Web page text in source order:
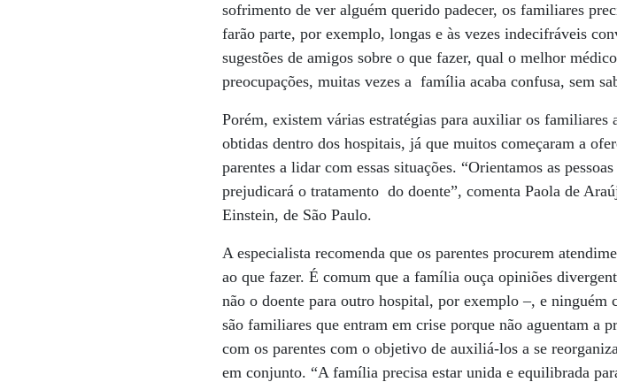
sofrimento de ver alguém querido padecer, os familiares
farão parte, por exemplo, longas e às vezes indecifráveis
sugestões de amigos sobre o que fazer, qual o melhor
preocupações, muitas vezes a família acaba confusa, sem
Porém, existem várias estratégias para auxiliar os familiares
obtidas dentro dos hospitais, já que muitos começaram a
parentes a lidar com essas situações. “Orientamos as
prejudicará o tratamento do doente”, comenta Paola de
Einstein, de São Paulo.
A especialista recomenda que os parentes procurem
ao que fazer. É comum que a família ouça opiniões
não o doente para outro hospital, por exemplo –, e ninguém
são familiares que entram em crise porque não aguentam a
com os parentes com o objetivo de auxiliá-los a se
em conjunto. “A família precisa estar unida e equilibrada